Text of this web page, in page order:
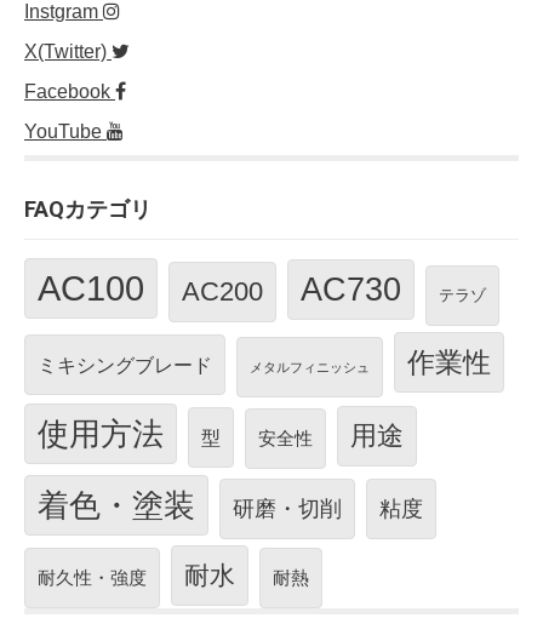
Instgram
X(Twitter)
Facebook
YouTube
FAQカテゴリ
AC100 AC200 AC730 テラゾ
ミキシングブレード メタルフィニッシュ 作業性
使用方法 型 安全性 用途
着色・塗装 研磨・切削 粘度
耐久性・強度 耐水 耐熱